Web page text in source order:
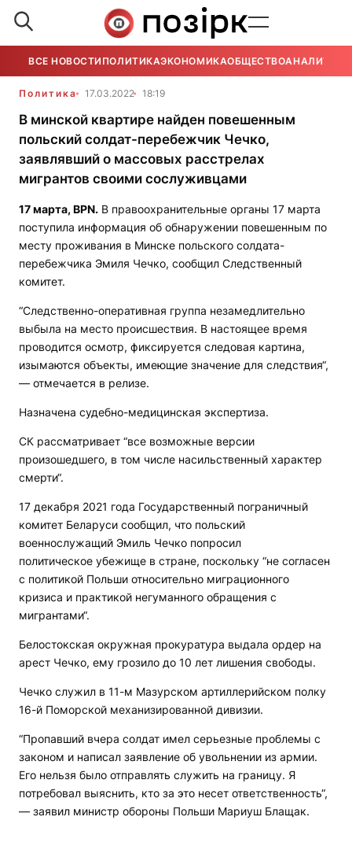
ВСЕ НОВОСТИ ПОЛИТИКАЭКОНОМИКАОБЩЕСТВОАНАЛИТИКА
Политика 17.03.2022 18:19
В минской квартире найден повешенным
польский солдат-перебежчик Чечко,
заявлявший о массовых расстрелах
мигрантов своими сослуживцами
17 марта, BPN. В правоохранительные органы 17 марта
поступила информация об обнаружении повешенным по
месту проживания в Минске польского солдата-
перебежчика Эмиля Чечко, сообщил Следственный
комитет.
“Следственно-оперативная группа незамедлительно
выбыла на место происшествия. В настоящее время
проводится осмотр, фиксируется следовая картина,
изымаются объекты, имеющие значение для следствия“,
— отмечается в релизе.
Назначена судебно-медицинская экспертиза.
СК рассматривает “все возможные версии
произошедшего, в том числе насильственный характер
смерти“.
17 декабря 2021 года Государственный пограничный
комитет Беларуси сообщил, что польский
военнослужащий Эмиль Чечко попросил
политическое убежище в стране, поскольку “не согласен
с политикой Польши относительно миграционного
кризиса и практикой негуманного обращения с
мигрантами“.
Белостокская окружная прокуратура выдала ордер на
арест Чечко, ему грозило до 10 лет лишения свободы.
Чечко служил в 11-м Мазурском артиллерийском полку
16-й Поморской механизированной дивизии.
“Пропавший вчера солдат имел серьезные проблемы с
законом и написал заявление об увольнении из армии.
Его нельзя было отправлять служить на границу. Я
потребовал выяснить, кто за это несет ответственность“,
— заявил министр обороны Польши Мариуш Блащак.